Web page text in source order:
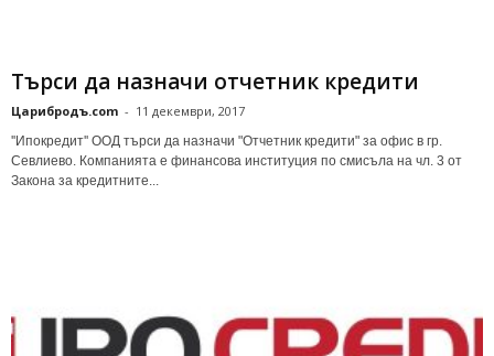
Търси да назначи отчетник кредити
Царибродъ.com - 11 декември, 2017
''Ипокредит'' ООД търси да назначи "Отчетник кредити" за офис в гр.
Севлиево. Компанията е финансова институция по смисъла на чл. 3 от
Закона за кредитните...